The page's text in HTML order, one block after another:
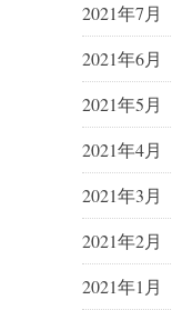
2021年7月
2021年6月
2021年5月
2021年4月
2021年3月
2021年2月
2021年1月